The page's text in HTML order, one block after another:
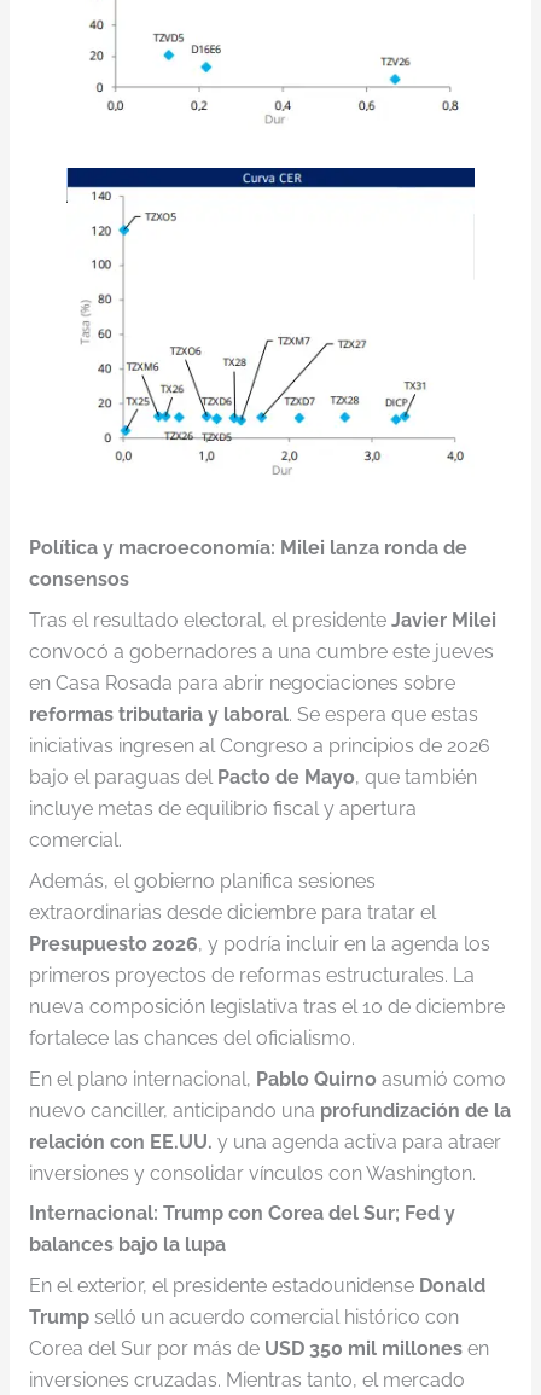
Política y macroeconomía: Milei lanza ronda de
consensos
Tras el resultado electoral, el presidente Javier Milei
convocó a gobernadores a una cumbre este jueves
en Casa Rosada para abrir negociaciones sobre
reformas tributaria y laboral. Se espera que estas
iniciativas ingresen al Congreso a principios de 2026
bajo el paraguas del Pacto de Mayo, que también
incluye metas de equilibrio fiscal y apertura
comercial.
Además, el gobierno planifica sesiones
extraordinarias desde diciembre para tratar el
Presupuesto 2026, y podría incluir en la agenda los
primeros proyectos de reformas estructurales. La
nueva composición legislativa tras el 10 de diciembre
fortalece las chances del oficialismo.
En el plano internacional, Pablo Quirnoasumió como
nuevo canciller, anticipando una profundización de la
relación con EE.UU. y una agenda activa para atraer
inversiones y consolidar vínculos con Washington.
Internacional: Trump con Corea del Sur; Fed y
balances bajo la lupa
En el exterior, el presidente estadounidense Donald
Trumpselló un acuerdo comercial histórico con
Corea del Sur por más de USD 350 mil millonesen
inversiones cruzadas. Mientras tanto, el mercado